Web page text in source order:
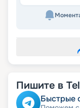
Пишите в
Быстрые